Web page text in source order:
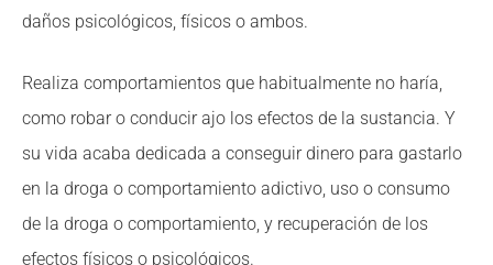
daños psicológicos, físicos o ambos.
Realiza comportamientos que habitualmente no haría,
como robar o conducir ajo los efectos de la sustancia. Y
su vida acaba dedicada a conseguir dinero para gastarlo
en la droga o comportamiento adictivo, uso o consumo
de la droga o comportamiento, y recuperación de los
efectos físicos o psicológicos.